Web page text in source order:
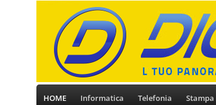
HOME Informatica Telefonia Stampa